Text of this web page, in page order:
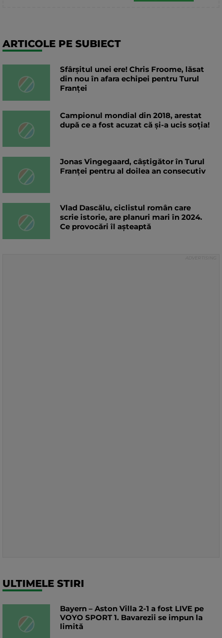
ARTICOLE PE SUBIECT
Sfârșitul unei ere! Chris Froome, lăsat
din nou în afara echipei pentru Turul
Franței
Campionul mondial din 2018, arestat
după ce a fost acuzat că și-a ucis soția!
Jonas Vingegaard, câștigător în Turul
Franței pentru al doilea an consecutiv
Vlad Dascălu, ciclistul român care
scrie istorie, are planuri mari în 2024.
Ce provocări îl așteaptă
ULTIMELE STIRI
Bayern – Aston Villa 2-1 a fost LIVE pe
VOYO SPORT 1. Bavarezii se impun la
limită